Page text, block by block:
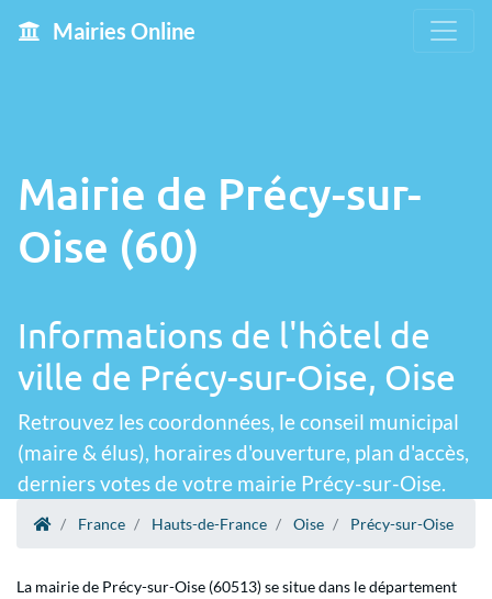
Mairies Online
Mairie de Précy-sur-
Oise (60)
Informations de l'hôtel de
ville de Précy-sur-Oise, Oise
Retrouvez les coordonnées, le conseil municipal
(maire & élus), horaires d'ouverture, plan d'accès,
derniers votes de votre mairie Précy-sur-Oise.
France Hauts-de-France Oise Précy-sur-Oise
La mairie de Précy-sur-Oise (60513) se situe dans le département